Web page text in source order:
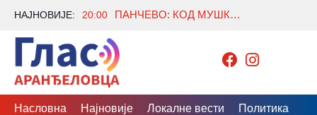
НАЈНОВИЈЕ: 20:00 ПАНЧЕВО: КОД МУШКАРЦА ПРОНАЂЕНО 841 ГРАМ СУМЊИВЕ МАРИХУАНЕ, ПОДНЕТА КРИВИЧНА ПРИЈАВА
Насловна Најновије Локалне вести Политика